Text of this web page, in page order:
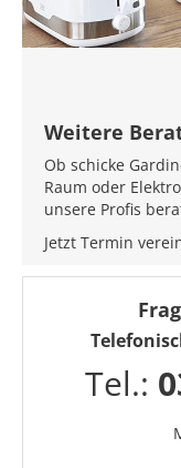
Weitere
Ob schicke
Raum oder
unsere Profis
Jetzt Termin
Tel.: